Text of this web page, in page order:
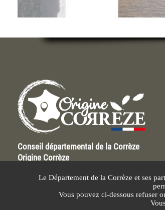
Conseil départemental de la Corrèze
Origine Corrèze
9 rue René et Emile Fage
BP 199 19005 Tulle Cédex
Protection des
Le Département de la Corrèze et ses
Vous pouvez ci-dessous refuser